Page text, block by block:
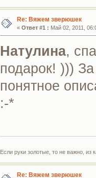
Re: Вяжем зверюшек
« Ответ #1 : Май 02, 2011,
Натулина,
подарок! )))
понятное
:-*
Если руки золотые, то не важно, из
Re: Вяжем зверюшек